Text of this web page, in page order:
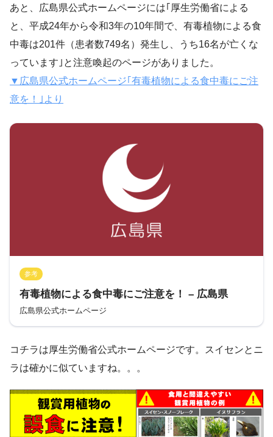
あと、広島県公式ホームページには｢厚生労働省による
と、平成24年から令和3年の10年間で、有毒植物による食
中毒は201件（患者数749名）発生し、うち16名が亡くな
っています｣と注意喚起のページがありました。
▼広島県公式ホームページ｢有毒植物による食中毒にご注
意を！｣より
参考
有毒植物による食中毒にご注意を！ – 広島県
広島県公式ホームページ
コチラは厚生労働省公式ホームページです。スイセンとニ
ラは確かに似ていますね。。。